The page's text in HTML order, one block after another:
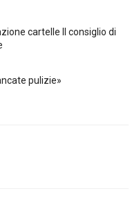
cartelle Il consiglio di
pulizie»